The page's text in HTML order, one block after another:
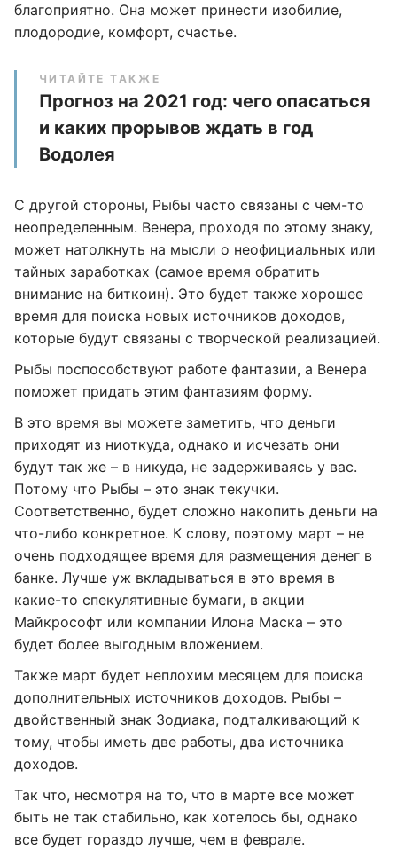
благоприятно. Она может принести изобилие,
плодородие, комфорт, счастье.
ЧИТАЙТЕ ТАКЖЕ
Прогноз на 2021 год: чего опасаться
и каких прорывов ждать в год
Водолея
С другой стороны, Рыбы часто связаны с чем-то
неопределенным. Венера, проходя по этому знаку,
может натолкнуть на мысли о неофициальных или
тайных заработках (самое время обратить
внимание на биткоин). Это будет также хорошее
время для поиска новых источников доходов,
которые будут связаны с творческой реализацией.
Рыбы поспособствуют работе фантазии, а Венера
поможет придать этим фантазиям форму.
В это время вы можете заметить, что деньги
приходят из ниоткуда, однако и исчезать они
будут так же – в никуда, не задерживаясь у вас.
Потому что Рыбы – это знак текучки.
Соответственно, будет сложно накопить деньги на
что-либо конкретное. К слову, поэтому март – не
очень подходящее время для размещения денег в
банке. Лучше уж вкладываться в это время в
какие-то спекулятивные бумаги, в акции
Майкрософт или компании Илона Маска – это
будет более выгодным вложением.
Также март будет неплохим месяцем для поиска
дополнительных источников доходов. Рыбы –
двойственный знак Зодиака, подталкивающий к
тому, чтобы иметь две работы, два источника
доходов.
Так что, несмотря на то, что в марте все может
быть не так стабильно, как хотелось бы, однако
все будет гораздо лучше, чем в феврале.